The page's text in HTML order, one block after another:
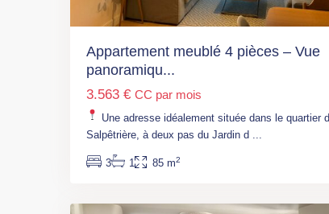
Appartement meublé 4 pièces – Vue
panoramiqu...
3.563 € CC par mois
Une adresse idéalement située dans le quartier
Salpêtrière, à deux pas du Jardin d ...
3 1 85 m2
Paris,
M°
Mirabeau
(L10),
Paris